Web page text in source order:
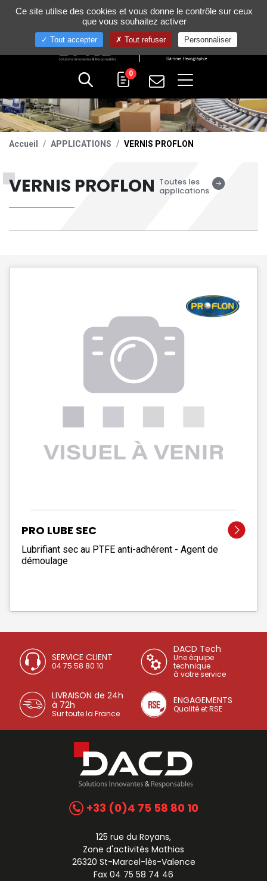
+33 (0)4 75 58 80 10
0
Accueil APPLICATIONS VERNIS PROFLON
VERNIS PROFLON Toutes les
applications
PRO LUBE SEC
Lubrifiant sec au PTFE anti-adhérent - Agent de
démoulage
SERVICE CLIENT
04 75 58 80 10
DACD Tech
Une équipe
technique
à votre service
LIVRAISON de 24h
à 72h
Sur toute la France
ENGAGEMENTS
Qualité et RSE
+33 (0)4 75 58 80 10
125 rue du Royans,
Zone d'activités Mathias
26320 St-Marcel-lès-Valence
Fax 04 75 58 74 46
Gestion de vos préférences sur les cookies
Ce site utilise des cookies et vous donne le contrôle sur ceux
que vous souhaitez activer
Tout accepter Tout refuser Personnaliser